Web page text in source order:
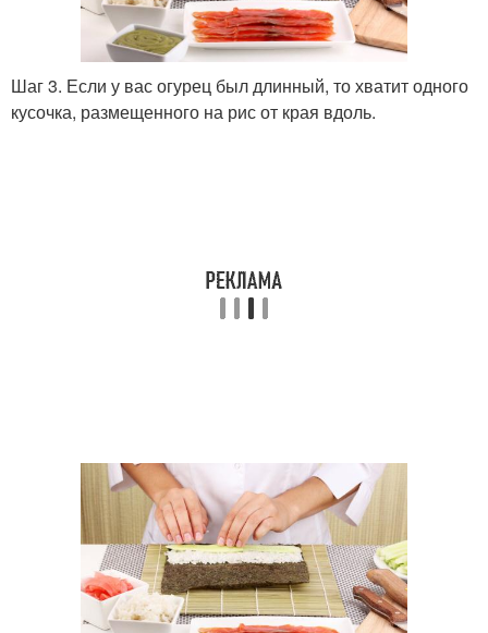
Шаг 3. Если у вас огурец был длинный, то хватит одного
кусочка, размещенного на рис от края вдоль.